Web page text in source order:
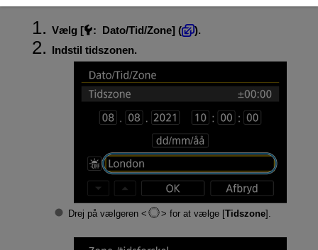
Vælg [ : Dato/Tid/Zone] (
).
Indstil tidszonen.
Drej på vælgeren for at vælge [Tidszone].